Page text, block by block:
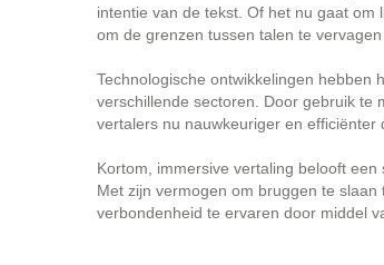
intentie van de tekst. Of het nu gaat
om de grenzen tussen talen te
Technologische ontwikkelingen hebben
verschillende sectoren. Door gebruik te
vertalers nu nauwkeuriger en efficiënter
Kortom, immersive vertaling belooft
Met zijn vermogen om bruggen te
verbondenheid te ervaren door middel